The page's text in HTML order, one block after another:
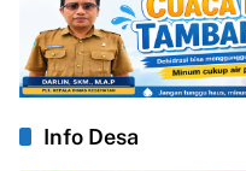
Info Desa